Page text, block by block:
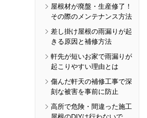
屋根材が廃盤・生産修了！
その際のメンテナンス方法
差し掛け屋根の雨漏りが起
きる原因と補修方法
軒先が短いお家で雨漏りが
起こりやすい理由とは
傷んだ軒天の補修工事で深
刻な被害を事前に防止
高所で危険・間違った施工
屋根のDIYは行わないで